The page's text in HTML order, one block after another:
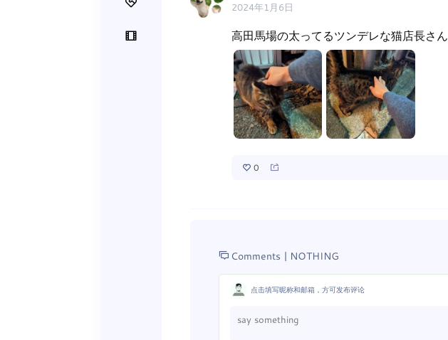
2024年1月6日
高田馬場の太ってるツンデレな猫店長さん
0
Comments | NOTHING
点击填写昵称和邮箱，方可发布评论